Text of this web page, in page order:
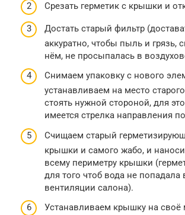
Срезать герметик с крышки и
Достать старый фильтр
аккуратно, чтобы пыль и грязь,
нём, не просыпалась в
Снимаем упаковку с нового
устанавливаем на место
стоять нужной стороной, для
имеется стрелка направления
Счищаем старый
крышки и самого жабо, и
всему периметру крышки
для того чтоб вода не попадала
вентиляции салона).
Устанавливаем крышку на своё